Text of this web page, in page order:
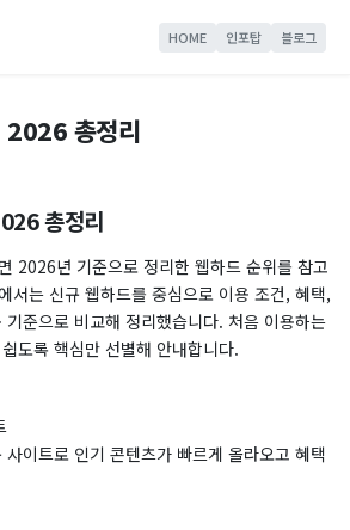
HOME 인포탑 블로그
2026 총정리
총정리
2026년 기준으로 정리한 웹하드 순위를 참고
서는 신규 웹하드를 중심으로 이용 조건, 혜택,
준으로 비교해 정리했습니다. 처음 이용하는
도록 핵심만 선별해 안내합니다.
이트로 인기 콘텐츠가 빠르게 올라오고 혜택